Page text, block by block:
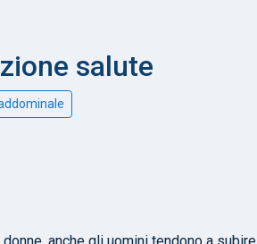
salute
anche gli uomini tendono a subire